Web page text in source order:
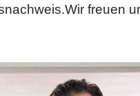
freuen